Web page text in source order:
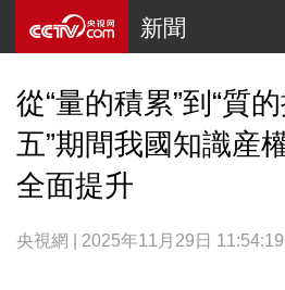
新聞
從“量的積累”到“質
五”期間我國知識産
全面提升
央視網 | 2025年11月29日 11:54:19